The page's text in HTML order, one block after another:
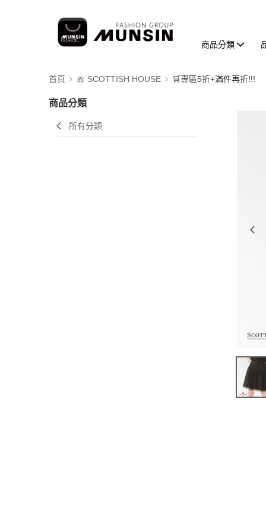
商品分類
首頁 🎀 SCOTTISH HOUSE 🛒專區5折+滿件再折!!!
商品分類
所有分類